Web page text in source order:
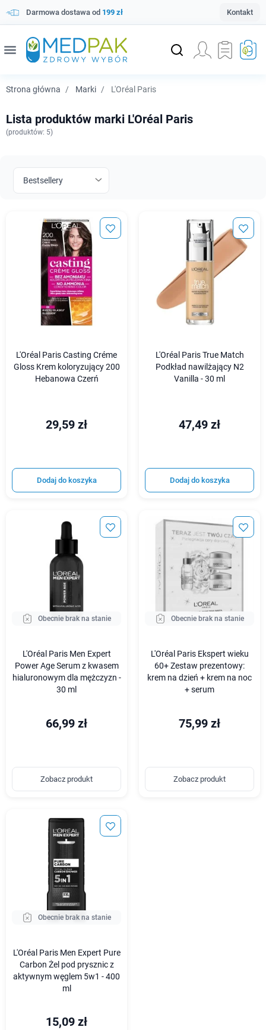
Darmowa dostawa od 199 zł Kontakt
menu
Strona główna Marki L'Oréal Paris
Lista produktów marki L'Oréal Paris
(produktów: 5)
L'Oréal Paris Casting Créme
Gloss Krem koloryzujący 200
Hebanowa Czerń
29,59 zł
Dodaj do koszyka
L'Oréal Paris True Match
Podkład nawilżający N2
Vanilla - 30 ml
47,49 zł
Dodaj do koszyka
Obecnie brak na stanie
L'Oréal Paris Men Expert
Power Age Serum z kwasem
hialuronowym dla mężczyzn -
30 ml
66,99 zł
Zobacz produkt
Obecnie brak na stanie
L'Oréal Paris Ekspert wieku
60+ Zestaw prezentowy:
krem na dzień + krem na noc
+ serum
75,99 zł
Zobacz produkt
Obecnie brak na stanie
L'Oréal Paris Men Expert Pure
Carbon Żel pod prysznic z
aktywnym węglem 5w1 - 400
ml
15,09 zł